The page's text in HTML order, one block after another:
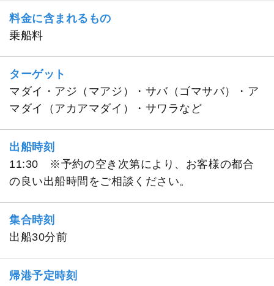
料金に含まれるもの
乗船料
ターゲット
マダイ・アジ（マアジ）・サバ（ゴマサバ）・ア
マダイ（アカアマダイ）・サワラなど
出船時刻
11:30 ※予約の空き次第により、お客様の都合
の良い出船時間をご相談ください。
集合時刻
出船30分前
帰港予定時刻